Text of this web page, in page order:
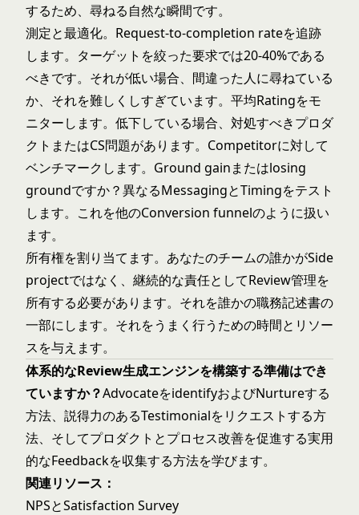
するため、尋ねる自然な瞬間です。
測定と最適化。Request-to-completion rateを追跡
します。ターゲットを絞った要求では20-40%である
べきです。それが低い場合、間違った人に尋ねている
か、それを難しくしすぎています。平均Ratingをモ
ニターします。低下している場合、対処すべきプロダ
クトまたはCS問題があります。Competitorに対して
ベンチマークします。Ground gainまたはlosing
groundですか？異なるMessagingとTimingをテスト
します。これを他のConversion funnelのように扱い
ます。
所有権を割り当てます。あなたのチームの誰かがSide
projectではなく、継続的な責任としてReview管理を
所有する必要があります。それを誰かの職務記述書の
一部にします。それをうまく行うための時間とリソー
スを与えます。
体系的なReview生成エンジンを構築する準備はでき
ていますか？AdvocateをidentifyおよびNurtureする
方法、 説得力のあるTestimonialをリクエストする方
法、そしてプロダクトとプロセス改善を促進する実用
的なFeedbackを収集する方法を学びます。
関連リソース：
NPSとSatisfaction Survey